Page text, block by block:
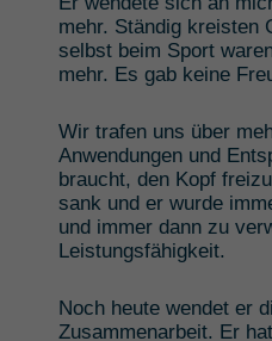
mehr. Ständig kreisten
selbst beim Sport
mehr. Es gab keine
Wir trafen uns über
Anwendungen und
braucht, den Kopf
sank und er wurde
und immer dann zu
Leistungsfähigkeit.
Noch heute wendet er
Zusammenarbeit. Er